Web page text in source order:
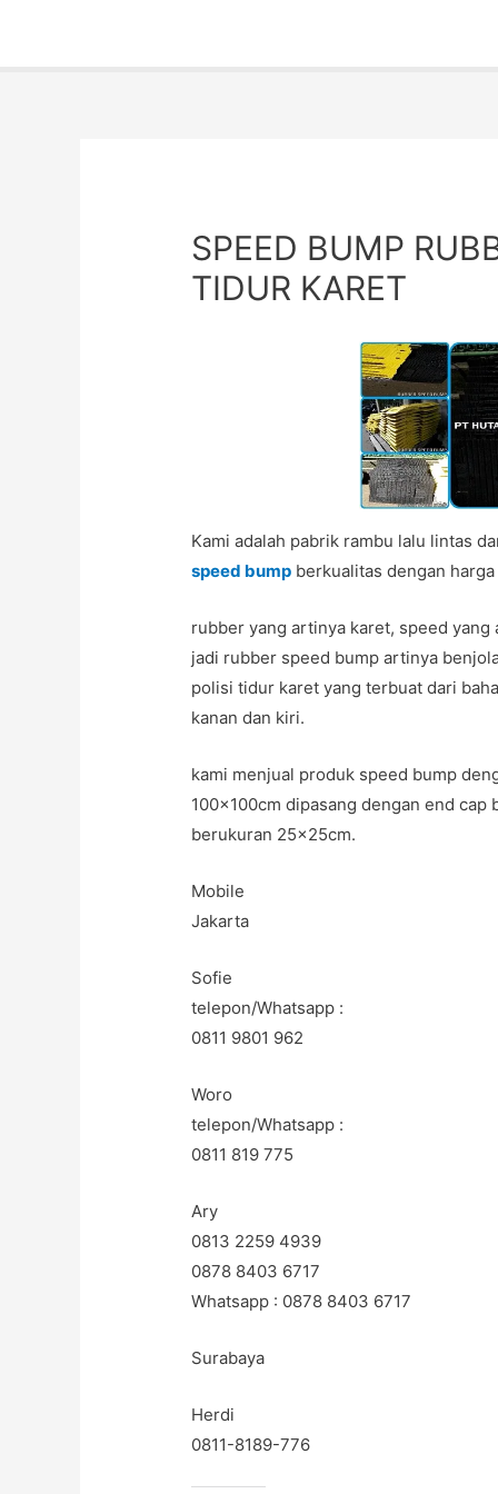
SPEED BUMP
TIDUR KARET
Kami adalah pabrik rambu lalu lintas
speed bump berkualitas dengan
rubber yang artinya karet, speed
jadi rubber speed bump artinya
polisi tidur karet yang terbuat dari
kanan dan kiri.
kami menjual produk speed bump
100x100cm dipasang dengan end
berukuran 25x25cm.
Mobile
Jakarta
Sofie
telepon/Whatsapp :
0811 9801 962
Woro
telepon/Whatsapp :
0811 819 775
Ary
0813 2259 4939
0878 8403 6717
Whatsapp : 0878 8403 6717
Surabaya
Herdi
0811-8189-776